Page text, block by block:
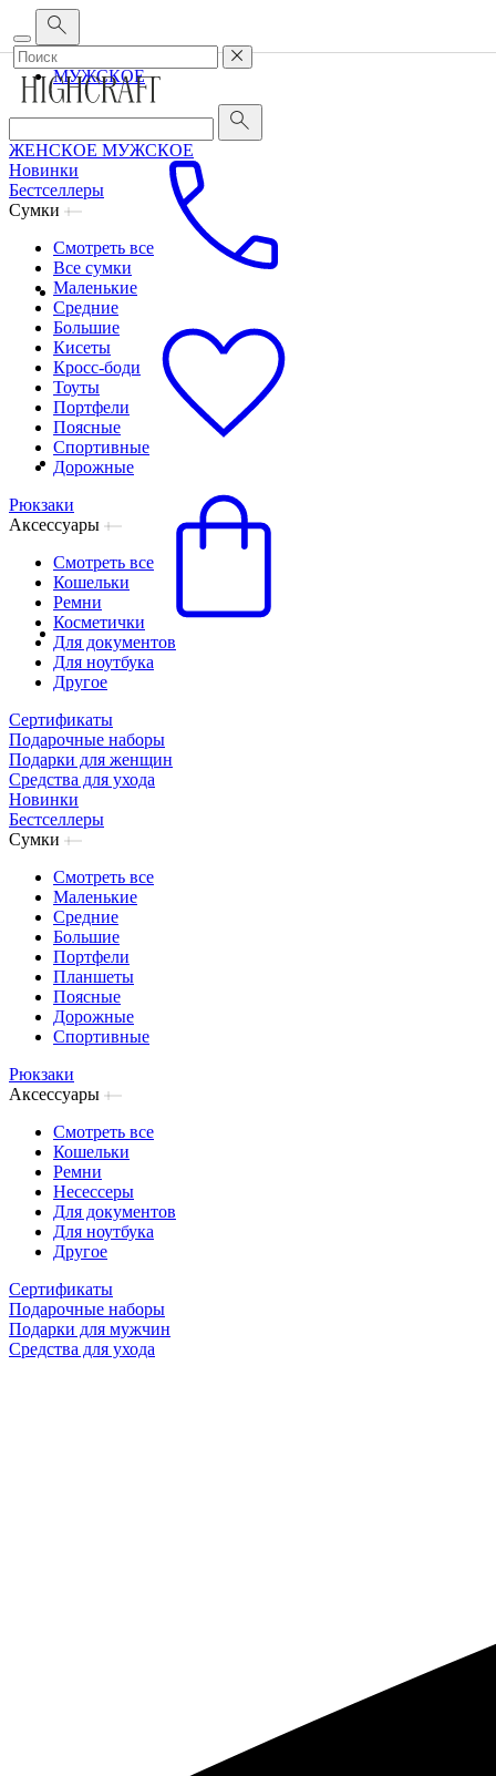
Корпоративным клиентам
ЖЕНСКОЕ
МУЖСКОЕ
ЖЕНСКОЕ МУЖСКОЕ
Новинки
Бестселлеры
Сумки
Смотреть все
Все сумки
Маленькие
Средние
Большие
Кисеты
Кросс-боди
Тоуты
Портфели
Поясные
Спортивные
Дорожные
Рюкзаки
Аксессуары
Смотреть все
Кошельки
Ремни
Косметички
Для документов
Для ноутбука
Другое
Сертификаты
Подарочные наборы
Подарки для женщин
Средства для ухода
Новинки
Бестселлеры
Сумки
Смотреть все
Маленькие
Средние
Большие
Портфели
Планшеты
Поясные
Дорожные
Спортивные
Рюкзаки
Аксессуары
Смотреть все
Кошельки
Ремни
Несессеры
Для документов
Для ноутбука
Другое
Сертификаты
Подарочные наборы
Подарки для мужчин
Средства для ухода